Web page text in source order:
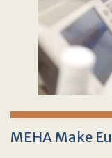
MEHA Make